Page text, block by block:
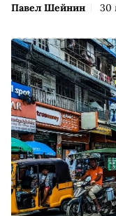
Павел Шейнин 30